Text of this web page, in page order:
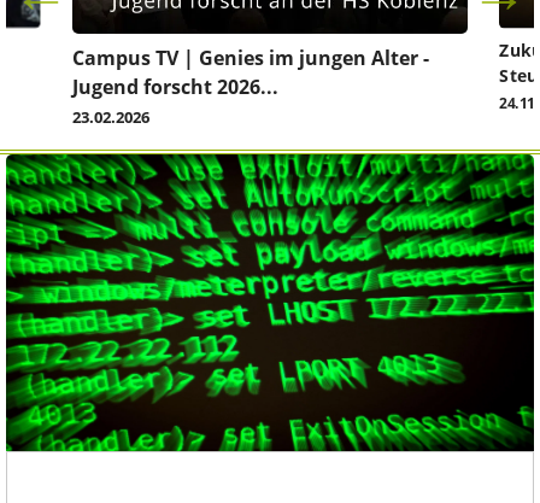
Campus TV | Genies im jungen Alter -
Jugend forscht 2026...
23.02.2026